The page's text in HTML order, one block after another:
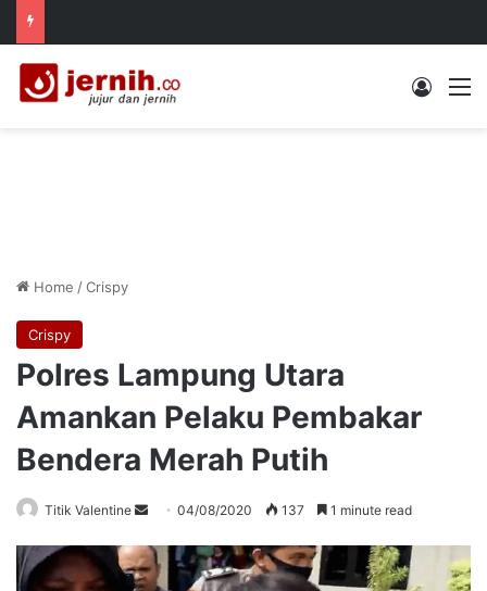
Log In
Home /Crispy
Crispy
Polres Lampung Utara
Amankan Pelaku Pembakar
Bendera Merah Putih
Titik Valentine
Send
email
04/08/2020 137 1 minute read